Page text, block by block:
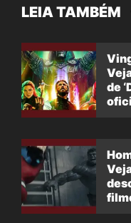
LEIA TAMBÉM
de